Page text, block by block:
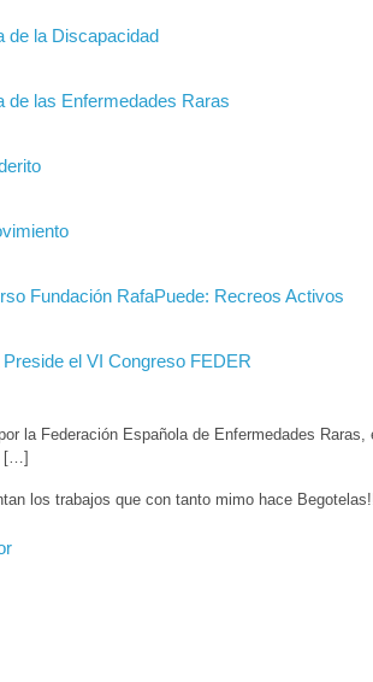
de la Discapacidad
de las Enfermedades Raras
Fundación RafaPuede: Recreos Activos
Preside el VI Congreso FEDER
la Federación Española de Enfermedades
[…]
los trabajos que con tanto mimo hace